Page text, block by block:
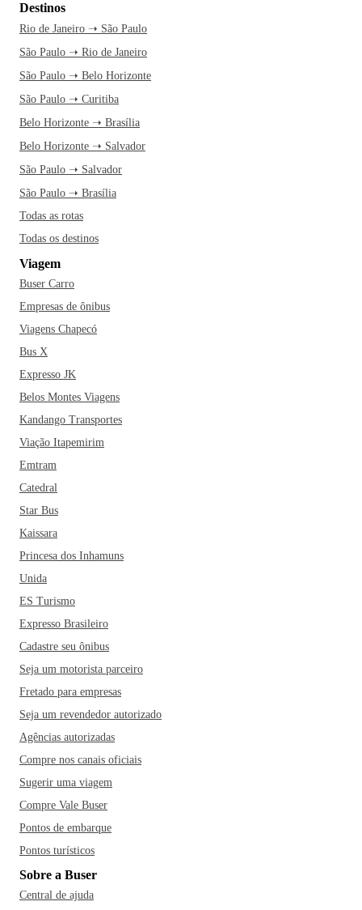
Destinos
Rio de Janeiro ➝ São Paulo
São Paulo ➝ Rio de Janeiro
São Paulo ➝ Belo Horizonte
São Paulo ➝ Curitiba
Belo Horizonte ➝ Brasília
Belo Horizonte ➝ Salvador
São Paulo ➝ Salvador
São Paulo ➝ Brasília
Todas as rotas
Todas os destinos
Viagem
Buser Carro
Empresas de ônibus
Viagens Chapecó
Bus X
Expresso JK
Belos Montes Viagens
Kandango Transportes
Viação Itapemirim
Emtram
Catedral
Star Bus
Kaissara
Princesa dos Inhamuns
Unida
ES Turismo
Expresso Brasileiro
Cadastre seu ônibus
Seja um motorista parceiro
Fretado para empresas
Seja um revendedor autorizado
Agências autorizadas
Compre nos canais oficiais
Sugerir uma viagem
Compre Vale Buser
Pontos de embarque
Pontos turísticos
Sobre a Buser
Central de ajuda